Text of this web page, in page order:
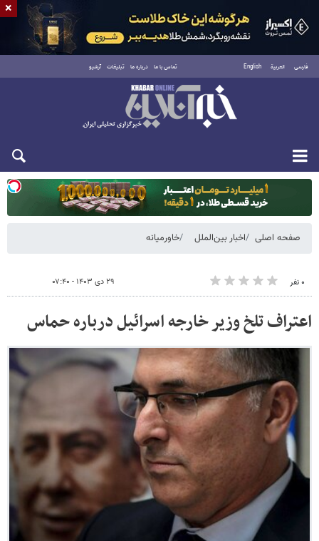
فارسی العربية English تماس با ما درباره ما تبلیغات آرشیو
دوشنبه ۱۹ مرداد ۱۴۰۵
صفحه اصلی اخبار بین‌الملل خاورمیانه
۰ نفر ۲۹ دی ۱۴۰۳ - ۰۷:۴۰
اعتراف تلخ وزیر خارجه اسرائیل درباره حماس
×